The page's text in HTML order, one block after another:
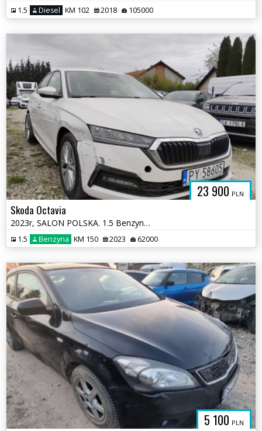
1.5 Diesel KM 102 2018 105000
23 900 PLN
Skoda Octavia
2023r, SALON POLSKA. 1.5 Benzyna. Uszkodzona. Poobijana. VAT 23%.
1.5 Benzyna KM 150 2023 62000
5 100 PLN